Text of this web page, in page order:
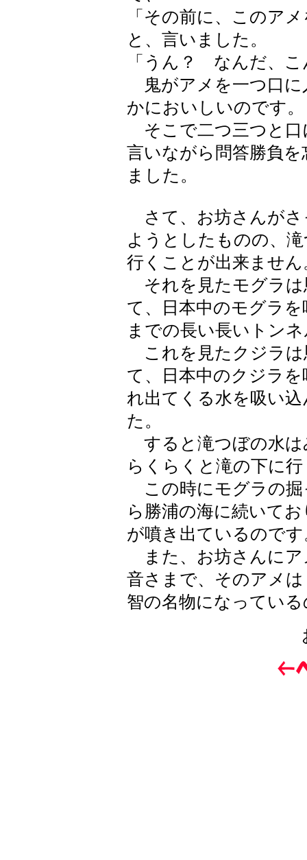
「その前に、このア
と、言いました。
「うん？ なんだ、こ
鬼がアメを一つ口に
かにおいしいのです。
そこで二つ三つと口
言いながら問答勝負
ました。
さて、お坊さんがさ
ようとしたものの、
行くことが出来ません
それを見たモグラは
て、日本中のモグラ
までの長い長いトン
これを見たクジラは
て、日本中のクジラ
れ出てくる水を吸い
た。
すると滝つぼの水は
らくらくと滝の下に
この時にモグラの掘
ら勝浦の海に続いて
が噴き出ているのです
また、お坊さんにア
音さまで、そのアメ
智の名物になってい